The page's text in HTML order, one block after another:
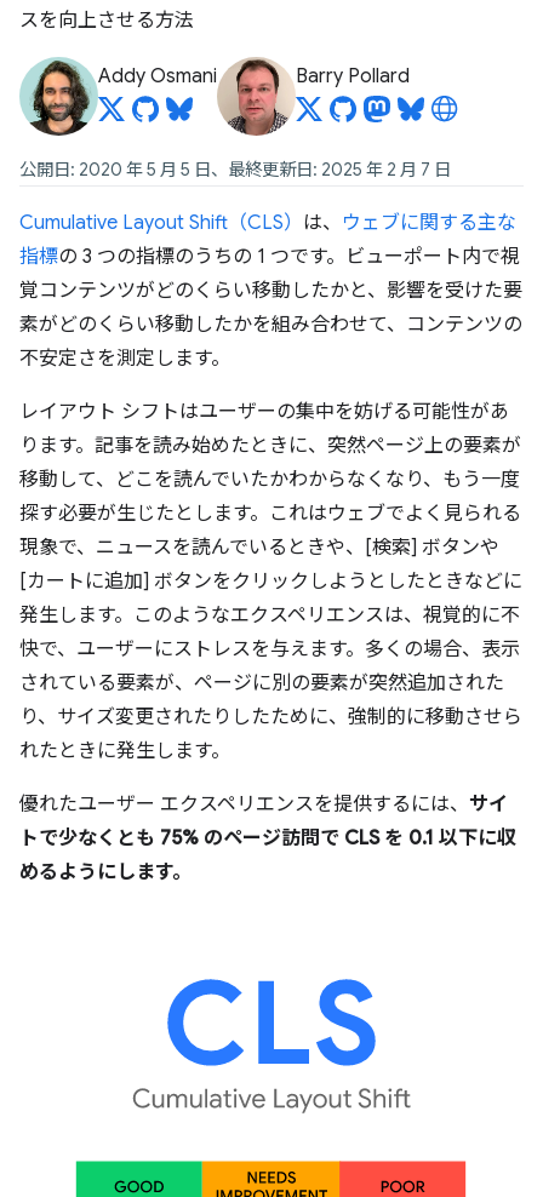
スを向上させる方法
Addy Osmani Barry Pollard
公開日: 2020 年 5 月 5 日、最終更新日: 2025 年 2 月 7 日
Cumulative Layout Shift（CLS） は、 ウェブに関する主な
指標の 3 つの指標のうちの 1 つです。ビューポート内で視
覚コンテンツがどのくらい移動したかと、影響を受けた要
素がどのくらい移動したかを組み合わせて、コンテンツの
不安定さを測定します。
レイアウト シフトはユーザーの集中を妨げる可能性があ
ります。記事を読み始めたときに、突然ページ上の要素が
移動して、どこを読んでいたかわからなくなり、もう一度
探す必要が生じたとします。これはウェブでよく見られる
現象で、ニュースを読んでいるときや、[検索] ボタンや
[カートに追加] ボタンをクリックしようとしたときなどに
発生します。このようなエクスペリエンスは、視覚的に不
快で、ユーザーにストレスを与えます。多くの場合、表示
されている要素が、ページに別の要素が突然追加された
り、サイズ変更されたりしたために、強制的に移動させら
れたときに発生します。
優れたユーザー エクスペリエンスを提供するには、 サイ
トで少なくとも 75% のページ訪問で CLS を 0.1 以下に収
めるようにします。